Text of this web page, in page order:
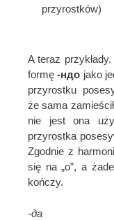
przyrostków)
A teraz
formę-ндо jako
przyrostku
że sama
nie jest ona
przyrostka
Zgodnie z
się na „o”, a
kończy.
-да